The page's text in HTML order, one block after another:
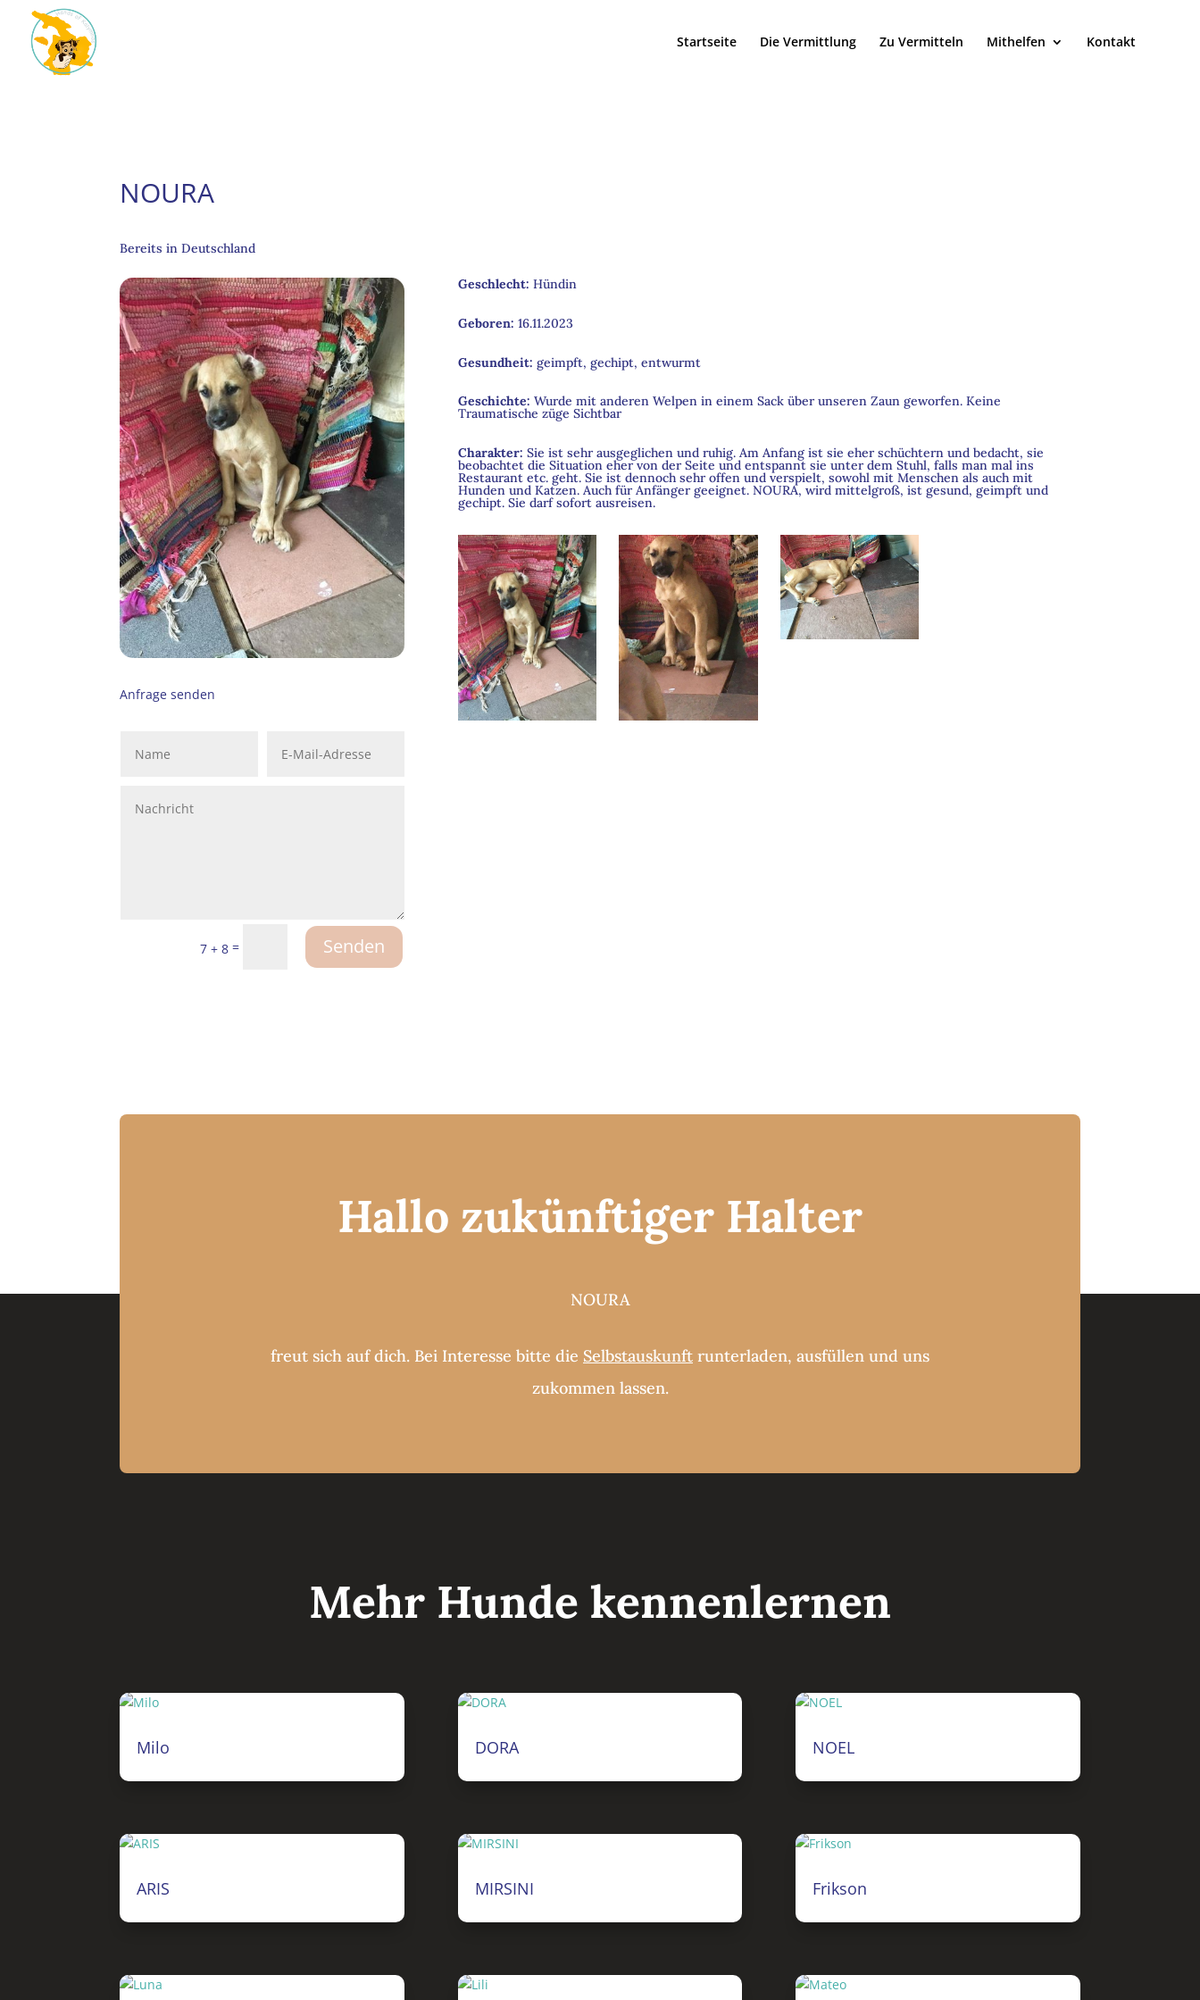
Startseite Die Vermittlung Zu Vermitteln Mithelfen Kontakt
NOURA
Bereits in Deutschland
Anfrage senden
7 + 8 = Senden
Geschlecht: Hündin
Geboren: 16.11.2023
Gesundheit: geimpft, gechipt, entwurmt
Geschichte: Wurde mit anderen Welpen in einem Sack über unseren Zaun geworfen. Keine
Traumatische züge Sichtbar
Charakter: Sie ist sehr ausgeglichen und ruhig. Am Anfang ist sie eher schüchtern und bedacht, sie
beobachtet die Situation eher von der Seite und entspannt sie unter dem Stuhl, falls man mal ins
Restaurant etc. geht. Sie ist dennoch sehr offen und verspielt, sowohl mit Menschen als auch mit
Hunden und Katzen. Auch für Anfänger geeignet. NOURA, wird mittelgroß, ist gesund, geimpft und
gechipt. Sie darf sofort ausreisen.
Hallo zukünftiger Halter
NOURA
freut sich auf dich. Bei Interesse bitte die Selbstauskunft runterladen, ausfüllen und uns
zukommen lassen.
Mehr Hunde kennenlernen
Milo
ARIS
DORA
MIRSINI
NOEL
Frikson